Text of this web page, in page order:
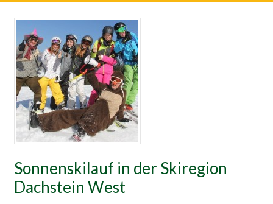
Sonnenskilauf in der Skiregion
Dachstein West